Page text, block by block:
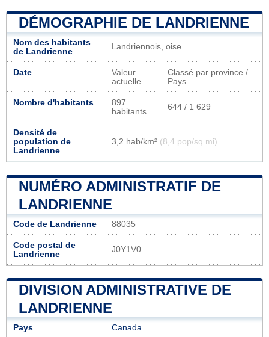
DÉMOGRAPHIE DE LANDRIENNE
Nom des habitants
de Landrienne
Landriennois, oise
Date
Valeur
actuelle
Classé par province /
Pays
Nombre d'habitants
897
habitants
644 / 1 629
Densité de
population de
Landrienne
3,2 hab/km² (8,4 pop/sq mi)
NUMÉRO ADMINISTRATIF DE
LANDRIENNE
Code de Landrienne 88035
Code postal de
Landrienne
J0Y1V0
DIVISION ADMINISTRATIVE DE
LANDRIENNE
Pays Canada